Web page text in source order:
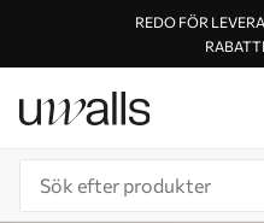
REDO FÖR